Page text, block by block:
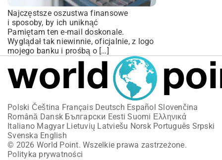
Najczęstsze oszustwa finansowe
i sposoby, by ich uniknąć
Pamiętam ten e-mail doskonale.
Wyglądał tak niewinnie, oficjalnie, z logo
mojego banku i prośbą o […]
Polski Čeština Français Deutsch Español Slovenčina
Română Dansk Български Eesti Suomi Ελληνικά
Italiano Magyar Lietuvių Latviešu Norsk Português Srpski
Svenska English
© 2026 World Point. Wszelkie prawa zastrzeżone.
Polityka prywatności